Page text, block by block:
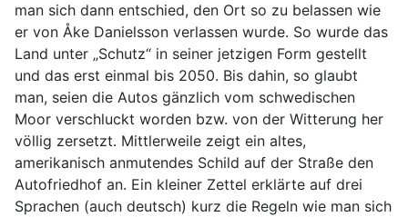
man sich dann entschied, den Ort so zu belassen wie
er von Åke Danielsson verlassen wurde. So wurde das
Land unter „Schutz“ in seiner jetzigen Form gestellt
und das erst einmal bis 2050. Bis dahin, so glaubt
man, seien die Autos gänzlich vom schwedischen
Moor verschluckt worden bzw. von der Witterung her
völlig zersetzt. Mittlerweile zeigt ein altes,
amerikanisch anmutendes Schild auf der Straße den
Autofriedhof an. Ein kleiner Zettel erklärte auf drei
Sprachen (auch deutsch) kurz die Regeln wie man sich